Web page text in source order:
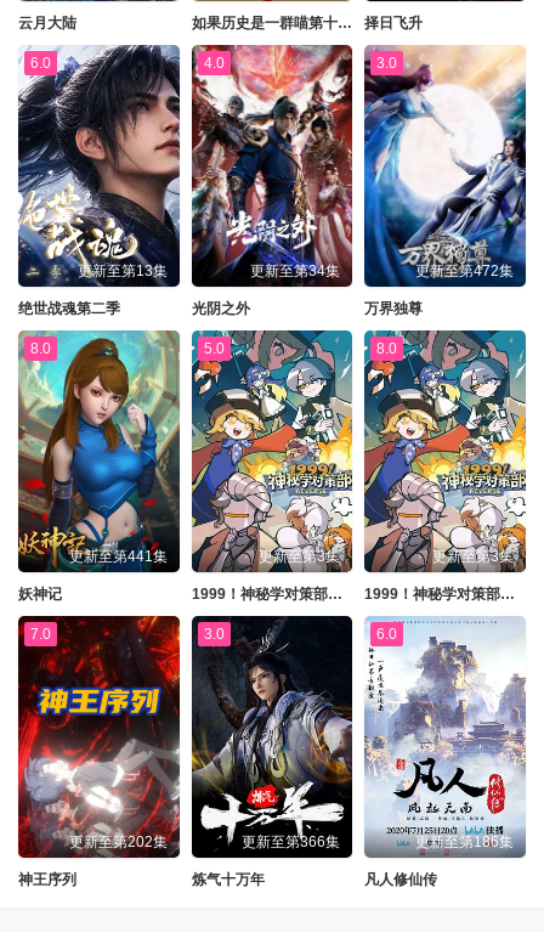
云月大陆 如果历史是一群喵第十三季 择日飞升
6.0
更新至第13集
绝世战魂第二季
4.0
更新至第34集
光阴之外
3.0
更新至第472集
万界独尊
8.0
更新至第441集
妖神记
5.0
更新至第3集
1999！神秘学对策部国语
8.0
更新至第3集
1999！神秘学对策部英语
7.0
更新至第202集
神王序列
3.0
更新至第366集
炼气十万年
6.0
更新至第186集
凡人修仙传